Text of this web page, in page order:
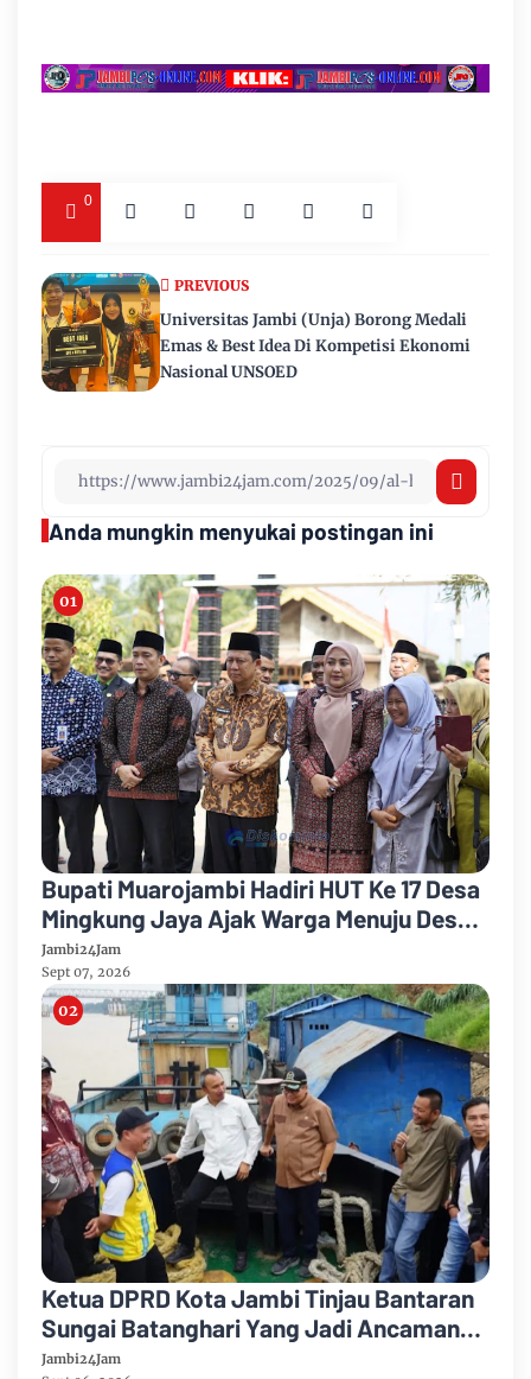
0
PREVIOUS
Universitas Jambi (Unja) Borong Medali
Emas & Best Idea Di Kompetisi Ekonomi
Nasional UNSOED
Anda mungkin menyukai postingan ini
Bupati Muarojambi Hadiri HUT Ke 17 Desa
Mingkung Jaya Ajak Warga Menuju Desa
Mandiri 2026
Jambi24Jam
Sept 07, 2026
Ketua DPRD Kota Jambi Tinjau Bantaran
Sungai Batanghari Yang Jadi Ancaman
Abrasi
Jambi24Jam